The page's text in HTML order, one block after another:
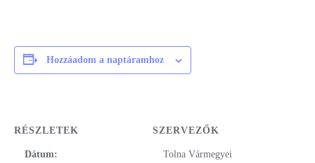
Hozzáadom a naptáramhoz
RÉSZLETEK
Dátum:
SZERVEZŐK
Tolna Vármegyei